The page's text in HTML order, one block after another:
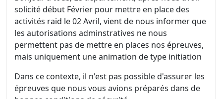
solicité début Février pour mettre en place des
activités raid le 02 Avril, vient de nous informer que
les autorisations adminstratives ne nous
permettent pas de mettre en places nos épreuves,
mais uniquement une animation de type initiation
Dans ce contexte, il n'est pas possible d'assurer les
épreuves que nous vous avions préparés dans de